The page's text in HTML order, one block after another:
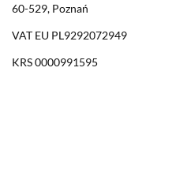
60-529, Poznań
VAT EU PL9292072949
KRS 0000991595